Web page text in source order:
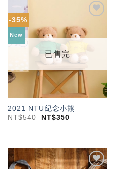
-35%
New
望輕
已售完
2021 NTU紀念小熊
NT$540 NT$350